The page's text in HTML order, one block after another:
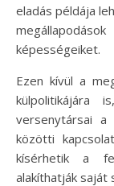
eladás példája
képességeiket.
Ezen kívül a
külpolitikájára
versenytársai
közötti
kísérhetik a
alakíthatják saját